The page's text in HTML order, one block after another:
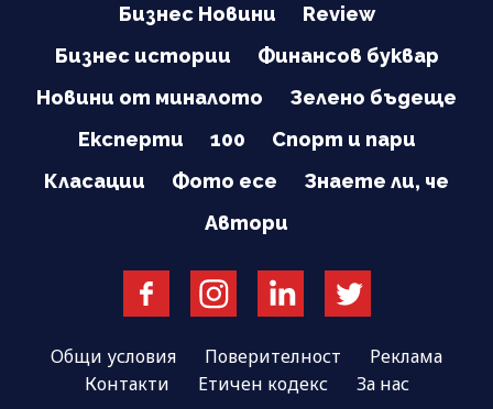
Бизнес Новини
Review
Бизнес истории
Финансов буквар
Новини от миналото
Зелено бъдеще
Експерти
100
Спорт и пари
Класации
Фото есе
Знаете ли, че
Автори
Общи условия Поверителност
Реклама
Контакти
Етичен кодекс За нас